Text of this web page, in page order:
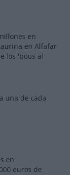
en
en Alfafar
los 'bous al
una de cada
en
euros de